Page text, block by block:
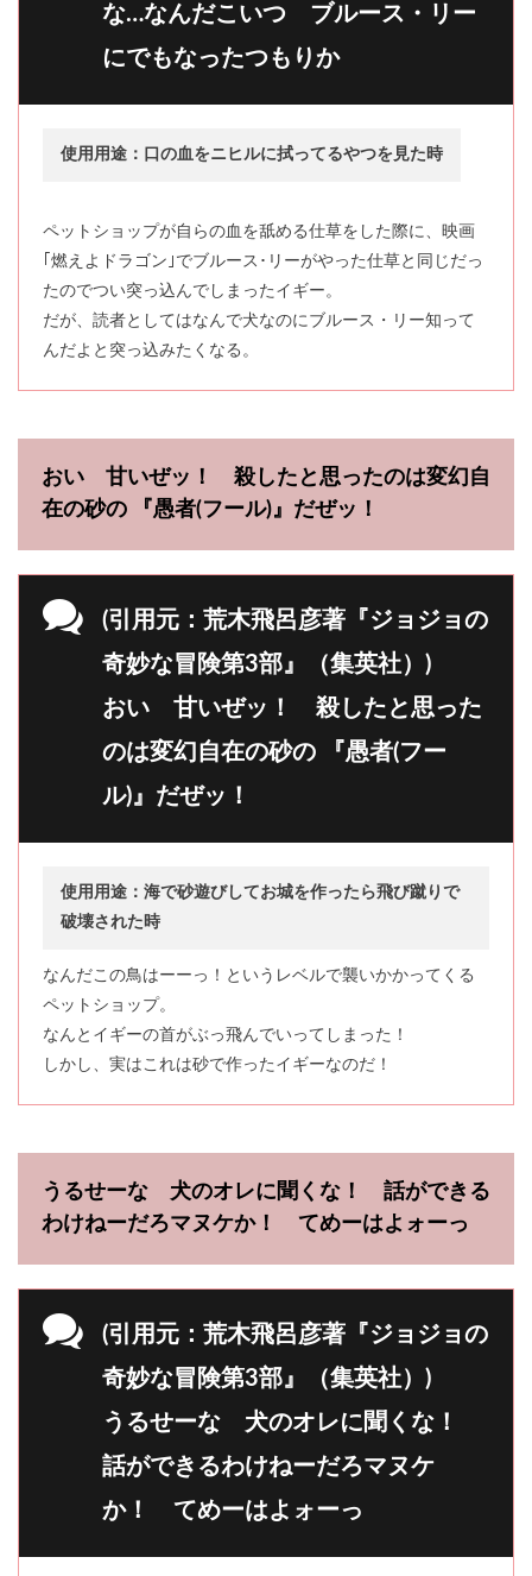
な…なんだこいつ ブルース・リー
にでもなったつもりか
使用用途：口の血をニヒルに拭ってるやつを見た時
ペットショップが自らの血を舐める仕草をした際に、映画
｢燃えよドラゴン｣でブルース･リーがやった仕草と同じだっ
たのでつい突っ込んでしまったイギー。
だが、読者としてはなんで犬なのにブルース・リー知って
んだよと突っ込みたくなる。
おい 甘いぜッ！ 殺したと思ったのは変幻自
在の砂の 『愚者(フール)』だぜッ！
(引用元：荒木飛呂彦著『ジョジョの
奇妙な冒険第3部』（集英社）)
おい 甘いぜッ！ 殺したと思った
のは変幻自在の砂の 『愚者(フー
ル)』だぜッ！
使用用途：海で砂遊びしてお城を作ったら飛び蹴りで
破壊された時
なんだこの鳥はーーっ！というレベルで襲いかかってくる
ペットショップ。
なんとイギーの首がぶっ飛んでいってしまった！
しかし、実はこれは砂で作ったイギーなのだ！
うるせーな 犬のオレに聞くな！ 話ができる
わけねーだろマヌケか！ てめーはよォーっ
(引用元：荒木飛呂彦著『ジョジョの
奇妙な冒険第3部』（集英社）)
うるせーな 犬のオレに聞くな！
話ができるわけねーだろマヌケ
か！ てめーはよォーっ